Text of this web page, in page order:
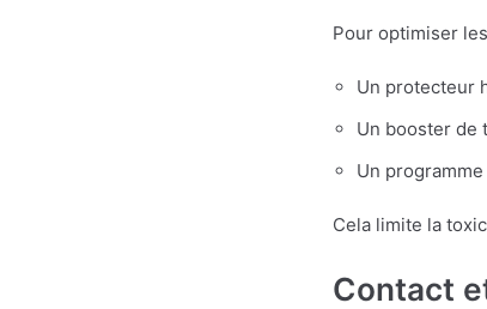
Pour optimiser
Un protecteur
Un booster de
Un
Cela limite la
Contact